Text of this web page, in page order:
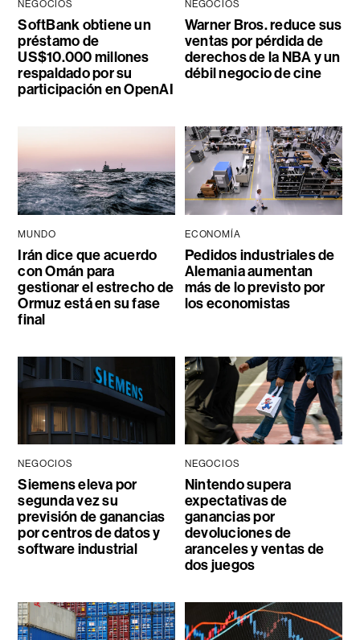
NEGOCIOS
SoftBank obtiene un
préstamo de
US$10.000 millones
respaldado por su
participación en OpenAI
NEGOCIOS
Warner Bros. reduce sus
ventas por pérdida de
derechos de la NBA y un
débil negocio de cine
MUNDO
Irán dice que acuerdo
con Omán para
gestionar el estrecho de
Ormuz está en su fase
final
ECONOMÍA
Pedidos industriales de
Alemania aumentan
más de lo previsto por
los economistas
NEGOCIOS
Siemens eleva por
segunda vez su
previsión de ganancias
por centros de datos y
software industrial
NEGOCIOS
Nintendo supera
expectativas de
ganancias por
devoluciones de
aranceles y ventas de
dos juegos